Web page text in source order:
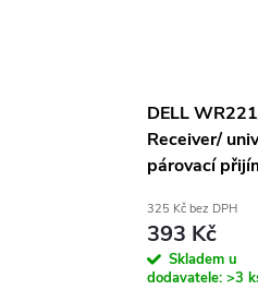
DELL
Receiver/
párovací
325 Kč bez DPH
393 Kč
Skladem u
dodavatele: >3